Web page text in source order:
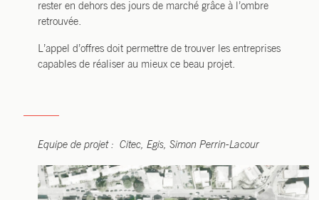
res­ter en dehors des jours de mar­ché grâce à l’ombre
retrouvée.
L’appel d’offres doit per­mettre de trou­ver les entre­prises
capables de réa­li­ser au mieux ce beau projet.
Equipe de pro­jet : Citec, Egis, Simon Perrin-Lacour